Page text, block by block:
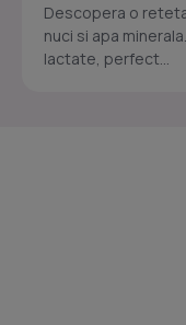
Descopera o
nuci si apa
lactate, perfect...